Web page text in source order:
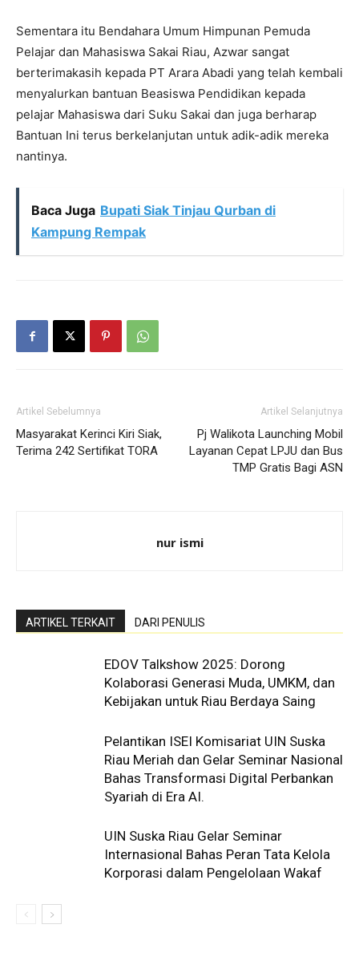
Sementara itu Bendahara Umum Himpunan Pemuda
Pelajar dan Mahasiswa Sakai Riau, Azwar sangat
berterimakasih kepada PT Arara Abadi yang telah kembali
menyalurkan bantuan Beasiswa Pendidikan kepada
pelajar Mahasiswa dari Suku Sakai dan juga berharap
Bantuan Ini terus berkelanjutan untuk adik-adik mereka
nantinya.
Baca Juga Bupati Siak Tinjau Qurban di
Kampung Rempak
Artikel Sebelumnya
Masyarakat Kerinci Kiri Siak,
Terima 242 Sertifikat TORA
Artikel Selanjutnya
Pj Walikota Launching Mobil
Layanan Cepat LPJU dan Bus
TMP Gratis Bagi ASN
nur ismi
ARTIKEL TERKAIT DARI PENULIS
EDOV Talkshow 2025: Dorong
Kolaborasi Generasi Muda, UMKM, dan
Kebijakan untuk Riau Berdaya Saing
Pelantikan ISEI Komisariat UIN Suska
Riau Meriah dan Gelar Seminar Nasional
Bahas Transformasi Digital Perbankan
Syariah di Era AI.
UIN Suska Riau Gelar Seminar
Internasional Bahas Peran Tata Kelola
Korporasi dalam Pengelolaan Wakaf